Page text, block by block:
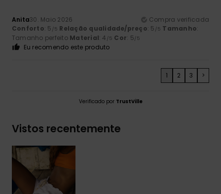
Anita30. Maio 2026
Compra verificada
Conforto: 5 /5 Relação qualidade/preço: 5 /5 Tamanho:
Tamanho perfeito Material: 4 /5 Cor: 5/5
Eu recomendo este produto
1 2 3 >
Verificado por TrustVille
Vistos recentemente